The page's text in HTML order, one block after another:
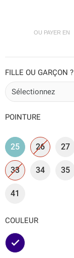
OU PAYER EN
FILLE OU GARÇON ?
POINTURE
25 26 27
33 34 35
41
COULEUR
Marine